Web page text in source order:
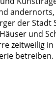
der
und
zeitweilig
betreiben.